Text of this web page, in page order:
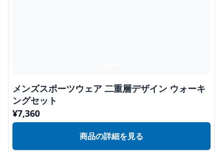
メンズスポーツウェア 二重層デザイン ウォーキ
ングセット
¥7,360
商品の詳細を見る